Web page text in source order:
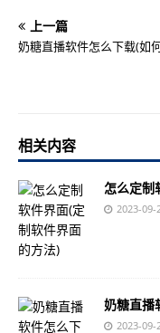
上一篇
奶糖直播软件怎么下载(如
相关内容
怎么定制
2023-09-
奶糖直播
2023-09-